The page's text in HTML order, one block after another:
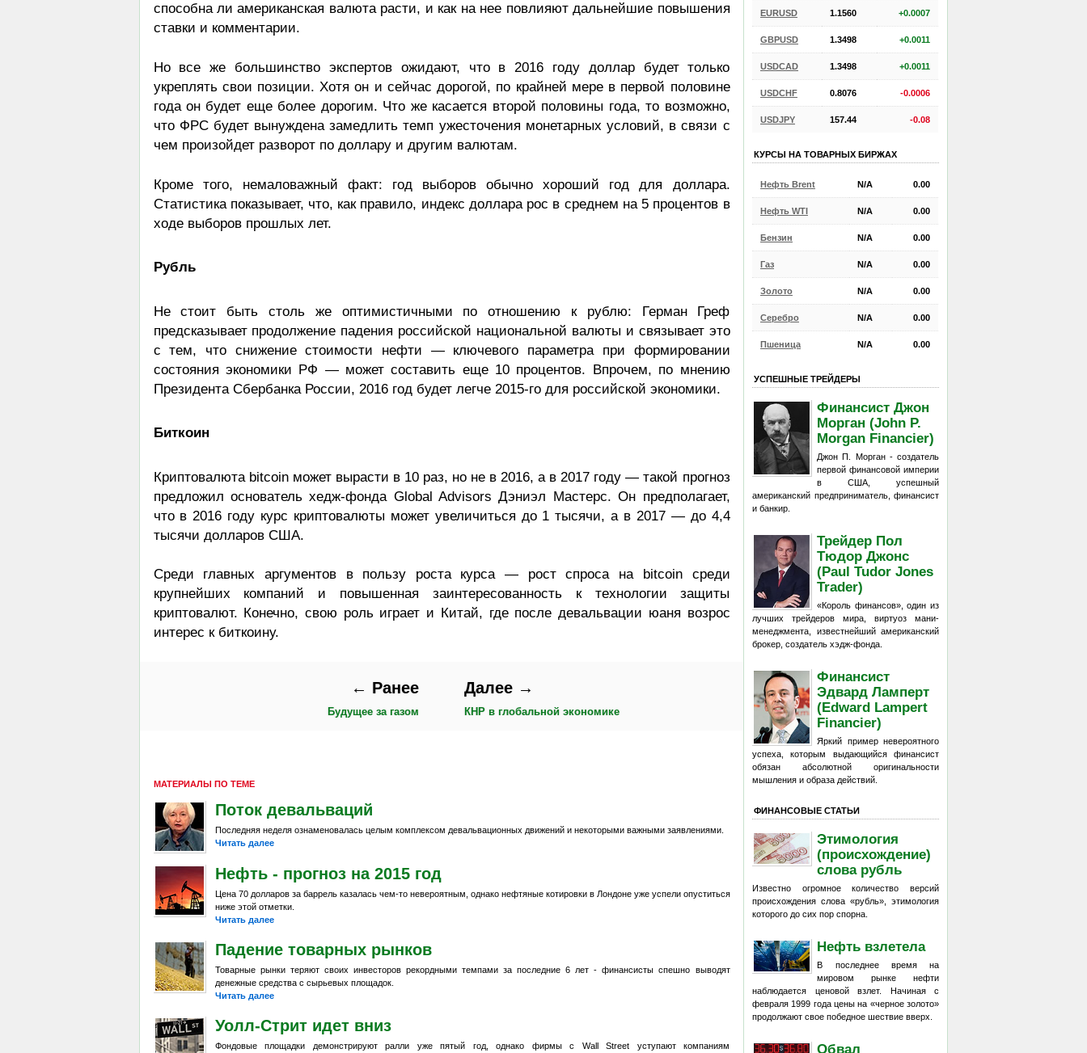
способна ли американская валюта расти, и как на нее повлияют дальнейшие повышения
ставки и комментарии.
Но все же большинство экспертов ожидают, что в 2016 году доллар будет только
укреплять свои позиции. Хотя он и сейчас дорогой, по крайней мере в первой половине
года он будет еще более дорогим. Что же касается второй половины года, то возможно,
что ФРС будет вынуждена замедлить темп ужесточения монетарных условий, в связи с
чем произойдет разворот по доллару и другим валютам.
Кроме того, немаловажный факт: год выборов обычно хороший год для доллара.
Статистика показывает, что, как правило, индекс доллара рос в среднем на 5 процентов в
ходе выборов прошлых лет.
Рубль
Не стоит быть столь же оптимистичными по отношению к рублю: Герман Греф
предсказывает продолжение падения российской национальной валюты и связывает это
с тем, что снижение стоимости нефти — ключевого параметра при формировании
состояния экономики РФ — может составить еще 10 процентов. Впрочем, по мнению
Президента Сбербанка России, 2016 год будет легче 2015-го для российской экономики.
Биткоин
Криптовалюта bitcoin может вырасти в 10 раз, но не в 2016, а в 2017 году — такой прогноз
предложил основатель хедж-фонда Global Advisors Дэниэл Мастерс. Он предполагает,
что в 2016 году курс криптовалюты может увеличиться до 1 тысячи, а в 2017 — до 4,4
тысячи долларов США.
Среди главных аргументов в пользу роста курса — рост спроса на bitcoin среди
крупнейших компаний и повышенная заинтересованность к технологии защиты
криптовалют. Конечно, свою роль играет и Китай, где после девальвации юаня возрос
интерес к биткоину.
← Ранее
Будущее за газом
Далее →
КНР в глобальной экономике
МАТЕРИАЛЫ ПО ТЕМЕ
Поток девальваций
Последняя неделя ознаменовалась целым комплексом девальвационных движений и некоторыми важными заявлениями.
Читать далее
Нефть - прогноз на 2015 год
Цена 70 долларов за баррель казалась чем-то невероятным, однако нефтяные котировки в Лондоне уже успели опуститься
ниже этой отметки.
Читать далее
Падение товарных рынков
Товарные рынки теряют своих инвесторов рекордными темпами за последние 6 лет - финансисты спешно выводят
денежные средства с сырьевых площадок.
Читать далее
Уолл-Стрит идет вниз
Фондовые площадки демонстрируют ралли уже пятый год, однако фирмы с Wall Street уступают компаниям
EURUSD 1.1560 +0.0007
GBPUSD 1.3498 +0.0011
USDCAD 1.3498 +0.0011
USDCHF 0.8076 -0.0006
USDJPY 157.44 -0.08
КУРСЫ НА ТОВАРНЫХ БИРЖАХ
Нефть Brent N/A 0.00
Нефть WTI N/A 0.00
Бензин N/A 0.00
Газ N/A 0.00
Золото N/A 0.00
Серебро N/A 0.00
Пшеница N/A 0.00
УСПЕШНЫЕ ТРЕЙДЕРЫ
Финансист Джон
Морган (John P.
Morgan Financier)
Джон П. Морган - создатель
первой финансовой империи
в США, успешный
американский предприниматель, финансист
и банкир.
Трейдер Пол
Тюдор Джонс
(Paul Tudor Jones
Trader)
«Король финансов», один из
лучших трейдеров мира, виртуоз мани-
менеджмента, известнейший американский
брокер, создатель хэдж-фонда.
Финансист
Эдвард Ламперт
(Edward Lampert
Financier)
Яркий пример невероятного
успеха, которым выдающийся финансист
обязан абсолютной оригинальности
мышления и образа действий.
ФИНАНСОВЫЕ СТАТЬИ
Этимология
(происхождение)
слова рубль
Известно огромное количество версий
происхождения слова «рубль», этимология
которого до сих пор спорна.
Нефть взлетела
В последнее время на
мировом рынке нефти
наблюдается ценовой взлет. Начиная с
февраля 1999 года цены на «черное золото»
продолжают свое победное шествие вверх.
Обвал